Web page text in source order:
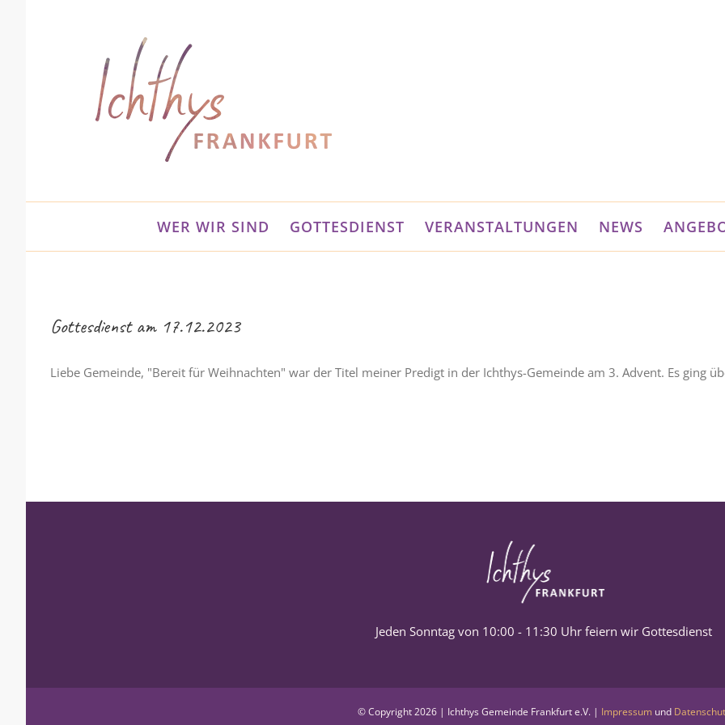
WER WIR SIND GOTTESDIENST VERANSTALTUNGEN NEWS
Gottesdienst am 17.12.2023
Liebe Gemeinde, "Bereit für Weihnachten" war der Titel meiner Predigt in der Ichthys-Gemeinde am 3. Advent. Es ging
Jeden Sonntag von 10:00 - 11:30 Uhr feiern wir Gottesdienst
© Copyright2026 | Ichthys Gemeinde Frankfurt e.V. | Impressum und